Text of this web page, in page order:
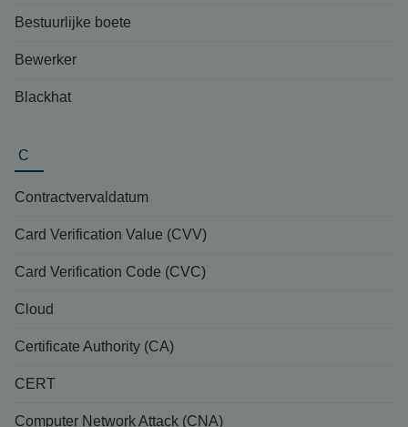
Bestuurlijke boete
Bewerker
Blackhat
C
Contractvervaldatum
Card Verification Value (CVV)
Card Verification Code (CVC)
Cloud
Certificate Authority (CA)
CERT
Computer Network Attack (CNA)